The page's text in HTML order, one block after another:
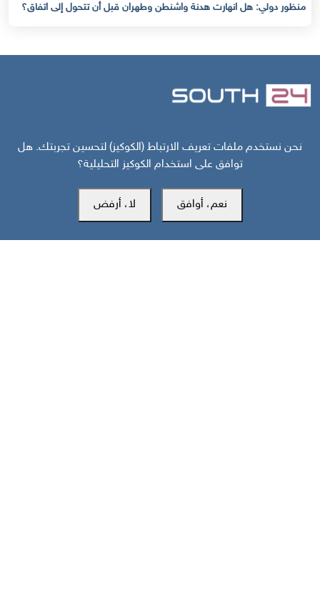
منظور دولي: هل انهارت هدنة واشنطن وطهران قبل أن تتحول إلى اتفاق؟
مركز سوث24 للأخبار والدراسات
نحن نستخدم ملفات تعريف الارتباط (الكوكيز) لتحسين تجربتك. هل
توافق على استخدام الكوكيز التحليلية؟
نعم، أوافق لا، أرفض